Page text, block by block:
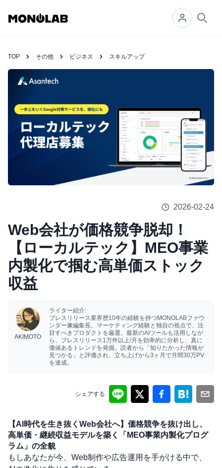
TOP その他 ビジネス スキルアップ
2026-02-24
Web会社が価格競争脱却！
【ローカルテック】MEO事業
内製化で掴む高単価ストック
収益
AKIMOTO
ライター紹介:
プレスリリース業界歴10年の経験を持つMONOLABファウ
ンダー兼編集長。マーケティング経験と独自の視点で、注
目すべきプロダクトを厳選。最新のAIツールも活用しなが
ら、プレスリリース1万件以上/月を効率的に分析し、真に
価値あるトレンドを発掘。読者から「知りたかった情報が
見つかる」と評価され、立ち上げから3ヶ月で月間30万PV
を達成。
シェアする
【AI時代を生き抜くWeb会社へ】価格競争を抜け出し、
高単価・継続収益モデルを築く「MEO事業内製化プログ
ラム」の全貌
もしあなたが今、Web制作や広告運用を手がける中で、